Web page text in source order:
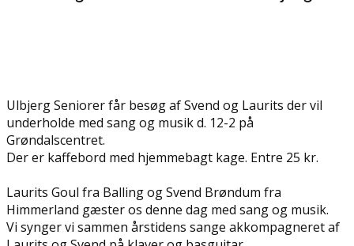
Ulbjerg Seniorer får besøg af Svend og Laurits der vil
underholde med sang og musik d. 12-2 på
Grøndalscentret.
Der er kaffebord med hjemmebagt kage. Entre 25 kr.
Laurits Goul fra Balling og Svend Brøndum fra
Himmerland gæster os denne dag med sang og musik.
Vi synger vi sammen årstidens sange akkompagneret af